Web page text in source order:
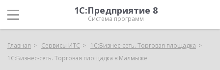
1С:Предприятие 8
Система программ
Главная Сервисы ИТС
1С:Бизнес-сеть. Торговая площадка
1С:Бизнес-сеть. Торговая площадка в Малмыже